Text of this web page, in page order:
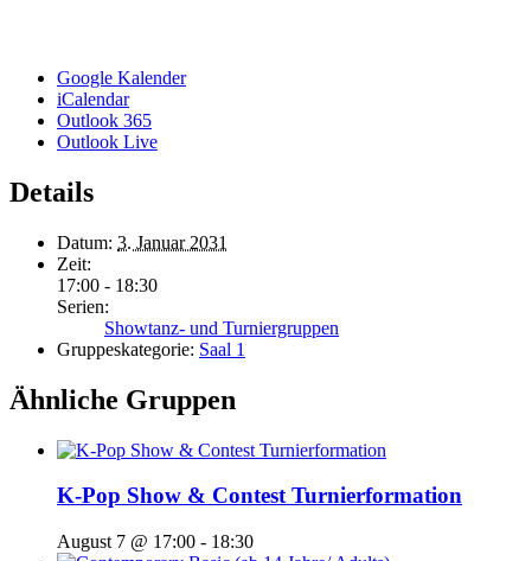
Google Kalender
iCalendar
Outlook 365
Outlook Live
Details
Datum: 3. Januar 2031
Zeit:
17:00 - 18:30
Serien:
Showtanz- und Turniergruppen
Gruppeskategorie: Saal 1
Ähnliche Gruppen
K-Pop Show & Contest Turnierformation
August 7 @ 17:00 - 18:30